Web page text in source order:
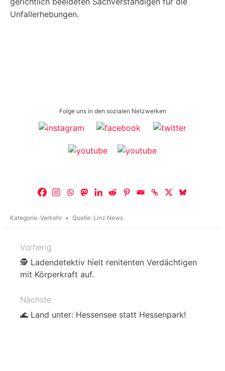
Unfallerhebungen.
Folge uns in den sozialen Netzwerken
Kategorie: Verkehr Quelle: Linz News
Beitragsnavigation
Vorherig
🕵️ Ladendetektiv hielt renitenten Verdächtigen
mit Körperkraft auf.
Nächste
🌊 Land unter: Hessensee statt Hessenpark!